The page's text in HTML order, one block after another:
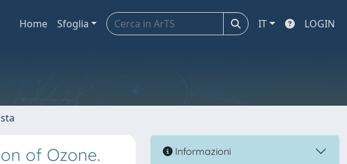
Home Sfoglia IT LOGIN
of Ozone. Informazioni